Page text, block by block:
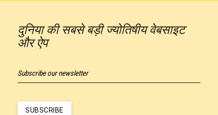
दुनिया की सबसे बड़ी ज्योतिषीय वेबसाइट
और ऐप
Subscribe our newsletter
SUBSCRIBE